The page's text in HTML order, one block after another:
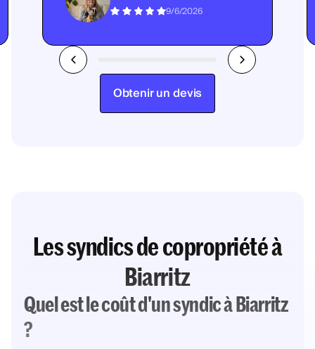
9/6/2026
Obtenir un devis
Les syndics de copropriété à
Biarritz
Quel est le coût d'un syndic à Biarritz
?